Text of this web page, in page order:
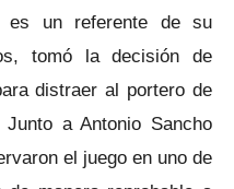
es un referente de su
tomó la decisión de
distraer al portero de
a Antonio Sancho
el juego en uno de